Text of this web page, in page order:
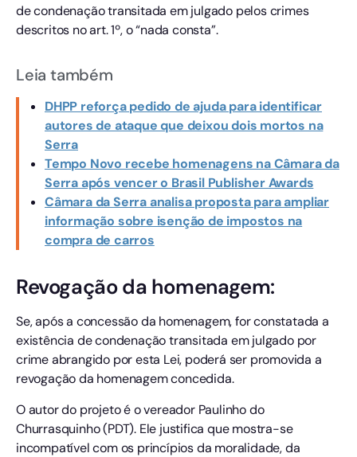
de condenação transitada em julgado pelos crimes
descritos no art. 1º, o “nada consta”.
Leia também
DHPP reforça pedido de ajuda para identificar
autores de ataque que deixou dois mortos na
Serra
Tempo Novo recebe homenagens na Câmara da
Serra após vencer o Brasil Publisher Awards
Câmara da Serra analisa proposta para ampliar
informação sobre isenção de impostos na
compra de carros
Revogação da homenagem:
Se, após a concessão da homenagem, for constatada a
existência de condenação transitada em julgado por
crime abrangido por esta Lei, poderá ser promovida a
revogação da homenagem concedida.
O autor do projeto é o vereador Paulinho do
Churrasquinho (PDT). Ele justifica que mostra-se
incompatível com os princípios da moralidade, da